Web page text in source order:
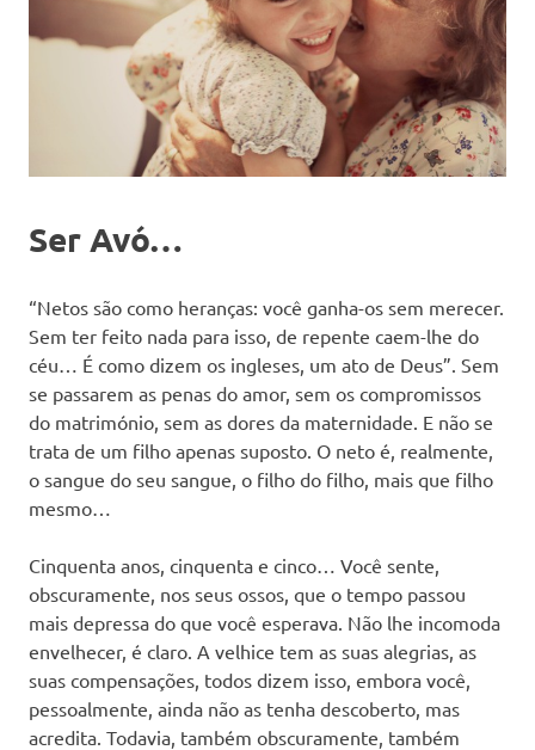
Ser Avó…
“Netos são como heranças: você ganha-os sem merecer.
Sem ter feito nada para isso, de repente caem-lhe do
céu… É como dizem os ingleses, um ato de Deus”. Sem
se passarem as penas do amor, sem os compromissos
do matrimónio, sem as dores da maternidade. E não se
trata de um filho apenas suposto. O neto é, realmente,
o sangue do seu sangue, o filho do filho, mais que filho
mesmo…
Cinquenta anos, cinquenta e cinco… Você sente,
obscuramente, nos seus ossos, que o tempo passou
mais depressa do que você esperava. Não lhe incomoda
envelhecer, é claro. A velhice tem as suas alegrias, as
suas compensações, todos dizem isso, embora você,
pessoalmente, ainda não as tenha descoberto, mas
acredita. Todavia, também obscuramente, também